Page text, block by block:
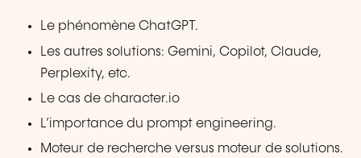
Le phénomène ChatGPT.
Les autres solutions: Gemini, Copilot, Claude,
Perplexity, etc.
Le cas de character.io
L’importance du prompt engineering.
Moteur de recherche versus moteur de solutions.